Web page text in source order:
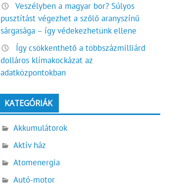
Veszélyben a magyar bor? Súlyos
pusztítást végezhet a szőlő aranyszínű
sárgasága – így védekezhetünk ellene
Így csökkenthető a többszázmilliárd
dolláros klímakockázat az
adatközpontokban
KATEGÓRIÁK
Akkumulátorok
Aktív ház
Atomenergia
Autó-motor